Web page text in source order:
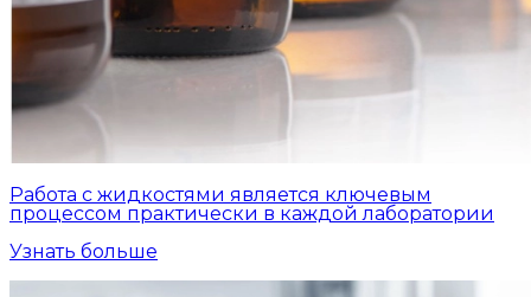
Работа с жидкостями является ключевым
процессом практически в каждой лаборатории
Узнать больше